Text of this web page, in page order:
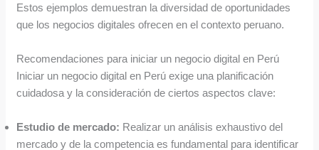
Estos ejemplos demuestran la diversidad de oportunidades
que los negocios digitales ofrecen en el contexto peruano.
Recomendaciones para iniciar un negocio digital en Perú
Iniciar un negocio digital en Perú exige una planificación
cuidadosa y la consideración de ciertos aspectos clave:
Estudio de mercado: Realizar un análisis exhaustivo del
mercado y de la competencia es fundamental para identificar